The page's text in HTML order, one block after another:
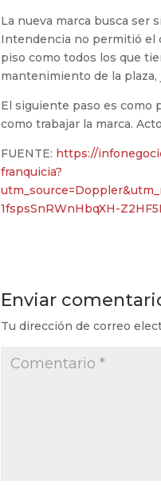
La nueva marca busca ser
Intendencia no permitió el
piso como todos los que
mantenimiento de la
El siguiente paso es como
como trabajar la marca.
FUENTE: https://
franquicia?
1fspsSnRWnHbqXH-
Enviar
Tu dirección de correo